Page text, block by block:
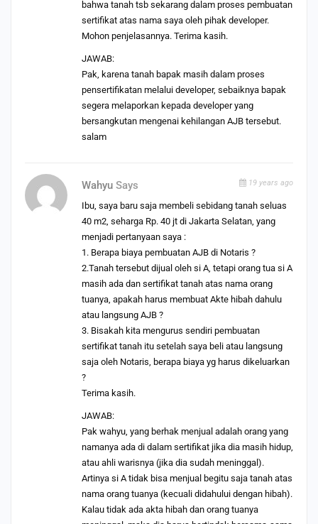
bahwa tanah tsb sekarang dalam proses pembuatan
sertifikat atas nama saya oleh pihak developer.
Mohon penjelasannya. Terima kasih.
JAWAB:
Pak, karena tanah bapak masih dalam proses
pensertifikatan melalui developer, sebaiknya bapak
segera melaporkan kepada developer yang
bersangkutan mengenai kehilangan AJB tersebut.
salam
Wahyu Says 19 years ago
Ibu, saya baru saja membeli sebidang tanah seluas
40 m2, seharga Rp. 40 jt di Jakarta Selatan, yang
menjadi pertanyaan saya :
1. Berapa biaya pembuatan AJB di Notaris ?
2.Tanah tersebut dijual oleh si A, tetapi orang tua si A
masih ada dan sertifikat tanah atas nama orang
tuanya, apakah harus membuat Akte hibah dahulu
atau langsung AJB ?
3. Bisakah kita mengurus sendiri pembuatan
sertifikat tanah itu setelah saya beli atau langsung
saja oleh Notaris, berapa biaya yg harus dikeluarkan
?
Terima kasih.
JAWAB:
Pak wahyu, yang berhak menjual adalah orang yang
namanya ada di dalam sertifikat jika dia masih hidup,
atau ahli warisnya (jika dia sudah meninggal).
Artinya si A tidak bisa menjual begitu saja tanah atas
nama orang tuanya (kecuali didahului dengan hibah).
Kalau tidak ada akta hibah dan orang tuanya